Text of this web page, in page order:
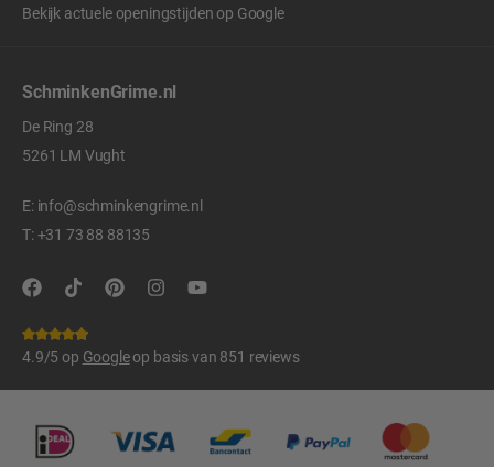
Bekijk actuele openingstijden op Google
SchminkenGrime.nl
De Ring 28
5261 LM Vught
E: info@schminkengrime.nl
T:+31 73 88 88135
4.9/5 op Googleop basis van 851 reviews